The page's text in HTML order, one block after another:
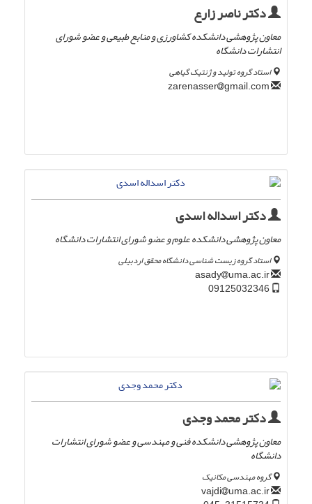
دکتر ناصر زارع
معاون پژوهشی دانشکده کشاورزی و منابع طبیعی و عضو شورای
انتشارات دانشگاه
استاد گروه تولید و ژنتیک گیاهی
gmail.com
دکتر اسداله اسدی
معاون پژوهشی دانشکده علوم و عضو شورای انتشارات دانشگاه
استاد گروه زیست شناسی دانشگاه محقق اردبیلی
uma.ac.ir
دکتر محمد وجدی
معاون پژوهشی دانشکده فنی و مهندسی و عضو شورای انتشارات
دانشگاه
گروه مهندسی مکانیک
uma.ac.ir